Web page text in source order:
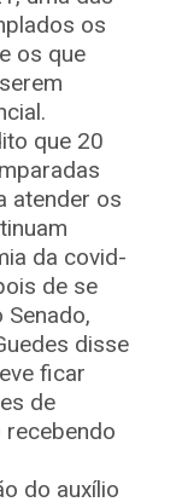
os
os que
que 20
atender os
da covid-
de se
disse
ficar
de
do auxílio